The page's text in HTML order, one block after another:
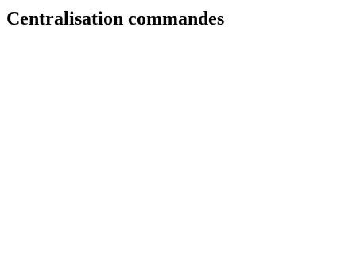
Centralisation commandes